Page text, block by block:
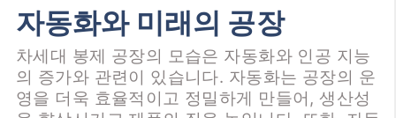
자동화와 미래의 공장
차세대 봉제 공장의 모습은 자동화와 인공 지능
의 증가와 관련이 있습니다. 자동화는 공장의 운
영을 더욱 효율적이고 정밀하게 만들어, 생산성